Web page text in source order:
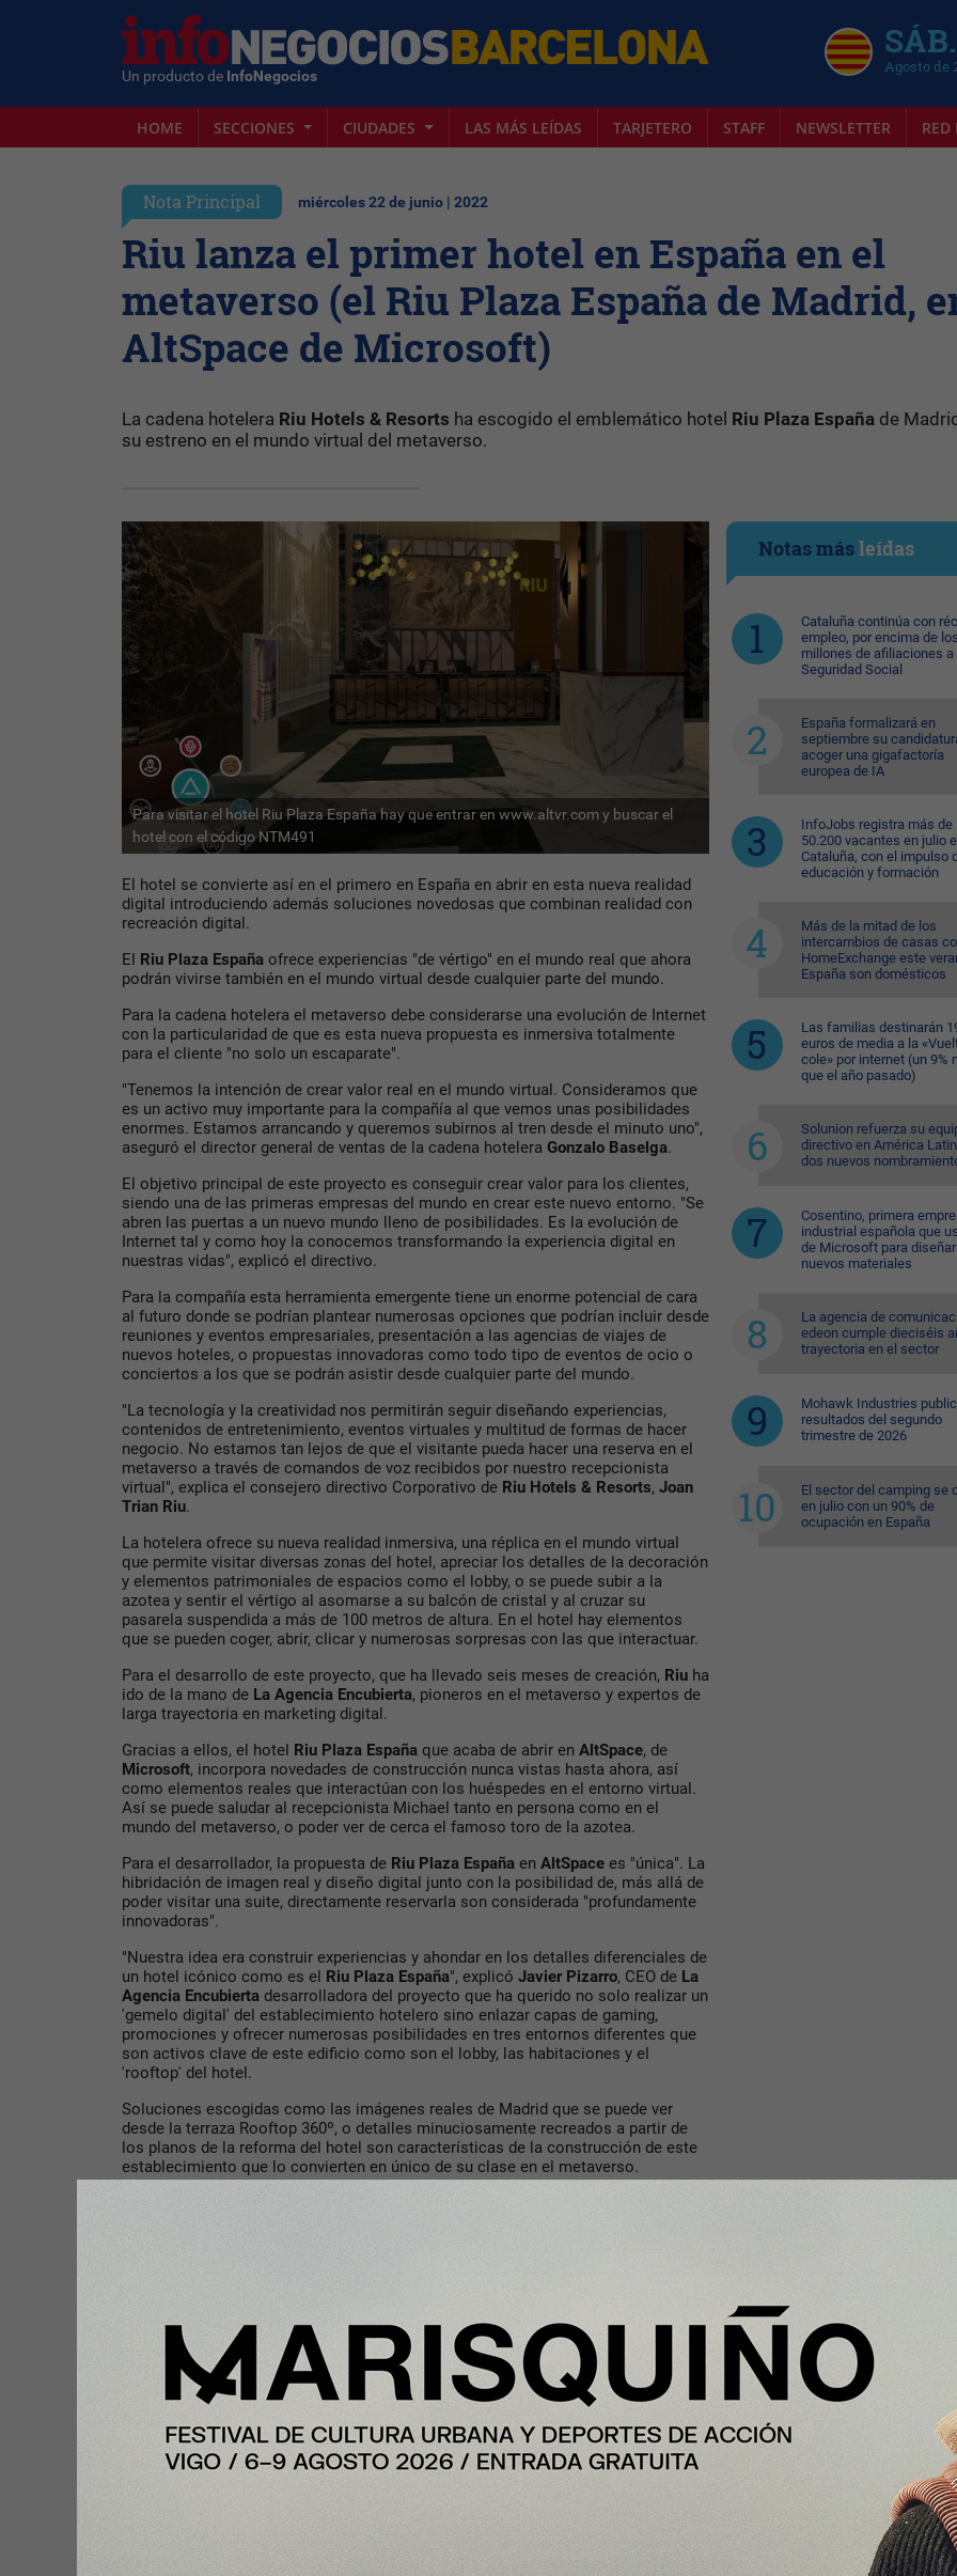
Un producto de InfoNegocios Agosto de
HOME SECCIONES CIUDADES LAS MÁS LEÍDAS TARJETERO STAFF NEWSLETTER
Nota Principal miércoles 22 de junio | 2022
Riu lanza el primer hotel en España en el
metaverso (el Riu Plaza España de Madrid,
AltSpace de Microsoft)
La cadena hotelera Riu Hotels & Resorts ha escogido el emblemático hotel Riu Plaza España de
su estreno en el mundo virtual del metaverso.
Para visitar el hotel Riu Plaza España hay que entrar en www.altvr.com y buscar el
hotel con el código NTM491
El hotel se convierte así en el primero en España en abrir en esta nueva realidad
digital introduciendo además soluciones novedosas que combinan realidad con
recreación digital.
El
Riu Plaza España ofrece experiencias "de vértigo" en el mundo real que ahora
podrán vivirse también en el mundo virtual desde cualquier parte del mundo.
Para la cadena hotelera el metaverso debe considerarse una evolución de Internet
con la particularidad de que es esta nueva propuesta es inmersiva totalmente
para el cliente "no solo un escaparate".
"Tenemos la intención de crear valor real en el mundo virtual. Consideramos que
es un activo muy importante para la compañía al que vemos unas posibilidades
enormes. Estamos arrancando y queremos subirnos al tren desde el minuto uno",
aseguró el director general de ventas de la cadena hotelera Gonzalo Baselga.
El objetivo principal de este proyecto es conseguir crear valor para los clientes,
siendo una de las primeras empresas del mundo en crear este nuevo entorno. "Se
abren las puertas a un nuevo mundo lleno de posibilidades. Es la evolución de
Internet tal y como hoy la conocemos transformando la experiencia digital en
nuestras vidas", explicó el directivo.
Para la compañía esta herramienta emergente tiene un enorme potencial de cara
al futuro donde se podrían plantear numerosas opciones que podrían incluir desde
reuniones y eventos empresariales, presentación a las agencias de viajes de
nuevos hoteles, o propuestas innovadoras como todo tipo de eventos de ocio o
conciertos a los que se podrán asistir desde cualquier parte del mundo.
"La tecnología y la creatividad nos permitirán seguir diseñando experiencias,
contenidos de entretenimiento, eventos virtuales y multitud de formas de hacer
negocio. No estamos tan lejos de que el visitante pueda hacer una reserva en el
metaverso a través de comandos de voz recibidos por nuestro recepcionista
virtual", explica el consejero directivo Corporativo de Riu Hotels & Resorts, Joan
Trian Riu.
La hotelera ofrece su nueva realidad inmersiva, una réplica en el mundo virtual
que permite visitar diversas zonas del hotel, apreciar los detalles de la decoración
y elementos patrimoniales de espacios como el lobby, o se puede subir a la
azotea y sentir el vértigo al asomarse a su balcón de cristal y al cruzar su
pasarela suspendida a más de 100 metros de altura. En el hotel hay elementos
que se pueden coger, abrir, clicar y numerosas sorpresas con las que interactuar.
Para el desarrollo de este proyecto, que ha llevado seis meses de creación, Riu ha
ido de la mano de La Agencia Encubierta, pioneros en el metaverso y expertos de
larga trayectoria en marketing digital.
Gracias a ellos, el hotel
Riu Plaza España que acaba de abrir en AltSpace, de
Microsoft, incorpora novedades de construcción nunca vistas hasta ahora, así
como elementos reales que interactúan con los huéspedes en el entorno virtual.
Así se puede saludar al recepcionista Michael tanto en persona como en el
mundo del metaverso, o poder ver de cerca el famoso toro de la azotea.
Para el desarrollador, la propuesta de Riu Plaza España en AltSpace es "única". La
hibridación de imagen real y diseño digital junto con la posibilidad de, más allá de
poder visitar una suite, directamente reservarla son considerada "profundamente
innovadoras".
"Nuestra idea era construir experiencias y ahondar en los detalles diferenciales de
un hotel icónico como es el
Riu Plaza España", explicó Javier Pizarro, CEO de La
Agencia Encubierta desarrolladora del proyecto que ha querido no solo realizar un
'gemelo digital' del establecimiento hotelero sino enlazar capas de gaming,
promociones y ofrecer numerosas posibilidades en tres entornos diferentes que
son activos clave de este edificio como son el lobby, las habitaciones y el
'rooftop' del hotel.
Soluciones escogidas como las imágenes reales de Madrid que se puede ver
desde la terraza Rooftop 360º, o detalles minuciosamente recreados a partir de
los planos de la reforma del hotel son características de la construcción de este
establecimiento que lo convierten en único de su clase en el metaverso.
Compartir con tus amigos de
Tu opinión enriquece este artículo:
Notas másleídas
Cataluña continúa con
empleo, por encima de
millones de afiliaciones a
Seguridad Social
España formalizará en
septiembre su
acoger una gigafactoría
europea de IA
InfoJobs registra más de
50.200 vacantes en julio
Cataluña, con el impulso
educación y formación
Más de la mitad de los
intercambios de casas
HomeExchange este
España son domésticos
Las familias destinarán
euros de media a la
cole» por internet (un 9%
que el año pasado)
Solunion refuerza su
directivo en América
dos nuevos
Cosentino, primera
industrial española que
de Microsoft para diseñar
nuevos materiales
La agencia de
edeon cumple dieciséis
trayectoria en el sector
Mohawk Industries
resultados del segundo
trimestre de 2026
El sector del camping se
en julio con un 90% de
ocupación en España